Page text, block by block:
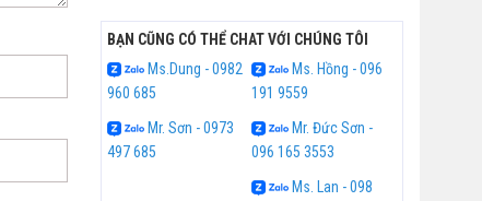
BẠN CŨNG CÓ THỂ CHAT VỚI CHÚNG TÔI
Ms.Dung - 0982
960 685
Ms. Hồng - 096
191 9559
Mr. Sơn - 0973
497 685
Mr. Đức Sơn -
096 165 3553
Ms. Lan - 098